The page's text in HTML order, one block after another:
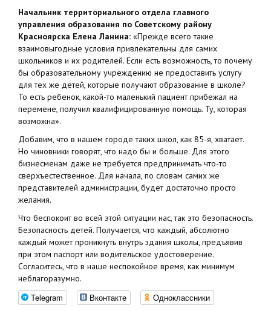
Начальник территориального отдела главного
управления образования по Советскому району
Красноярска Елена Ланина: «Прежде всего такие
взаимовыгодные условия привлекательны для самих
школьников и их родителей. Если есть возможность, то почему
бы образовательному учреждению не предоставить услугу
для тех же детей, которые получают образование в школе?
То есть ребенок, какой-то маленький пациент прибежал на
перемене, получил квалифицированную помощь. Ту, которая
возможна».
Добавим, что в нашем городе таких школ, как 85-я, хватает.
Но чиновники говорят, что надо бы и больше. Для этого
бизнесменам даже не требуется предпринимать что-то
сверхъестественное. Для начала, по словам самих же
представителей администрации, будет достаточно просто
желания.
Что беспокоит во всей этой ситуации нас, так это безопасность.
Безопасность детей. Получается, что каждый, абсолютно
каждый может проникнуть внутрь здания школы, предъявив
при этом паспорт или водительское удостоверение.
Согласитесь, что в наше неспокойное время, как минимум
неблагоразумно.
Telegram Вконтакте Одноклассники